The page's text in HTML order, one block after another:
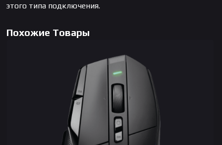
этого типа подключения.
Похожие Товары